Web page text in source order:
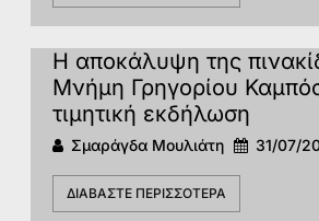
Η αποκάλυψη της
Μνήμη Γρηγορίου
τιμητική εκδήλωση
Σμαράγδα Μουλιάτη 31/07/
ΔΙΑΒΆΣΤΕ ΠΕΡΙΣΣΌΤΕΡΑ